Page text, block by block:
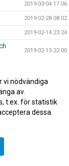
2019-03-04 17:06
2019-02-28 08:02
2019-02-14 23:24
2019-02-13 22:00
2019-01-17 19:30
2019-01-17 19:10
2018-12-22 15:10
vi nödvändiga
av.
t.ex. för statistik
dessa.